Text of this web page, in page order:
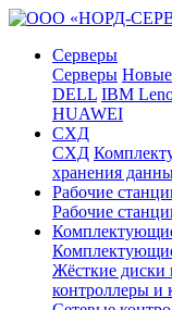
Серверы
Серверы Новые
DELL IBM
HUAWEI
СХД
СХД
хранения
Рабочие
Рабочие
Жёсткие диски
контроллеры и